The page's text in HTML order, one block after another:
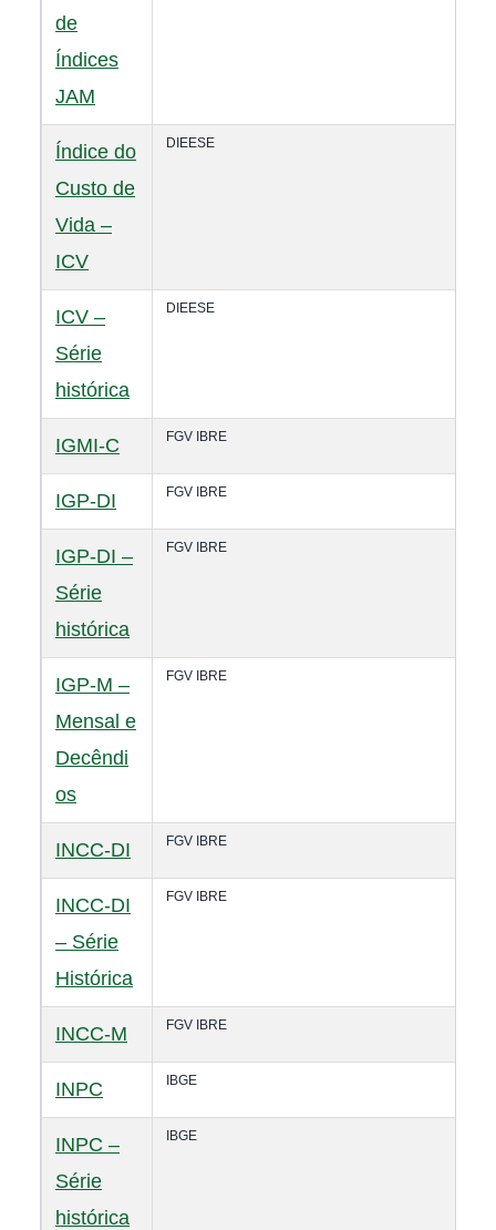
de
Índices
JAM
Índice do
Custo de
Vida –
ICV
DIEESE
ICV –
Série
histórica
DIEESE
IGMI-C FGV IBRE
IGP-DI FGV IBRE
IGP-DI –
Série
histórica
FGV IBRE
IGP-M –
Mensal e
Decêndi
os
FGV IBRE
INCC-DI FGV IBRE
INCC-DI
– Série
Histórica
FGV IBRE
INCC-M FGV IBRE
INPC IBGE
INPC –
Série
histórica
IBGE